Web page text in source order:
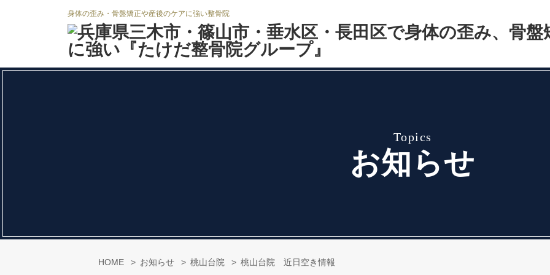
身体の歪み・骨盤矯正や産後のケアに強い整骨院
topics
お知らせ
HOME お知らせ 桃山台院 桃山台院 近日空き情報